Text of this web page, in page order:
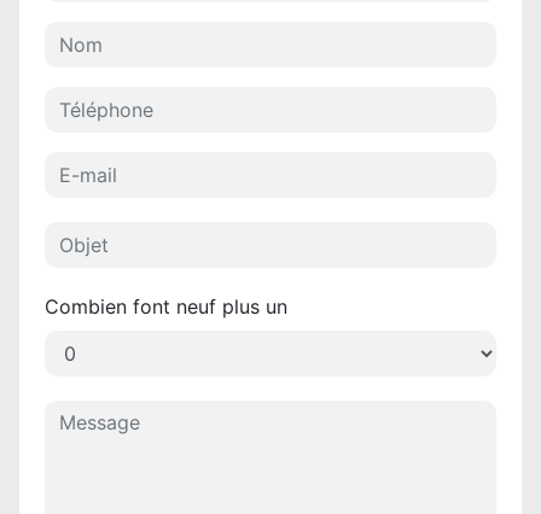
Combien font neuf plus un